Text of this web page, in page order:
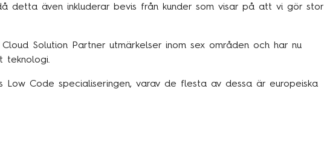
detta även inkluderar bevis från kunder som visar på att vi gör stor
Solution Partner utmärkelser inom sex områden och har nu
teknologi.
Code specialiseringen, varav de flesta av dessa är europeiska